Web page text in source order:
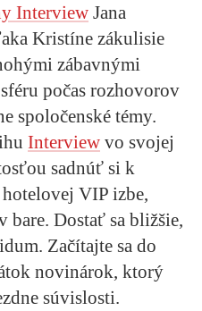
Interview Jana
Kristíne zákulisie
zábavnými
počas rozhovorov
spoločenské témy.
Interview vo svojej
sadnúť si k
VIP izbe,
bare. Dostať sa bližšie,
Začítajte sa do
novinárok, ktorý
súvislosti.